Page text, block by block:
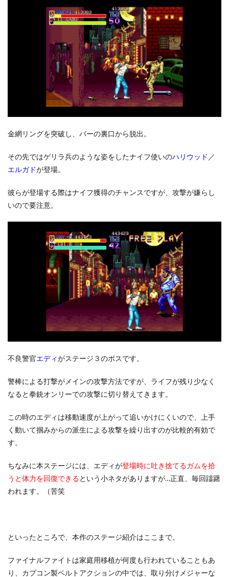
金網リングを突破し、バーの裏口から脱出。
その先ではゲリラ兵のような姿をしたナイフ使いのハリウッド ／
エルガドが登場。
彼らが登場する際はナイフ獲得のチャンスですが、攻撃が嫌らし
いので要注意。
不良警官エディがステージ３のボスです。
警棒による打撃がメインの攻撃方法ですが、ライフが残り少なく
なると拳銃オンリーでの攻撃に切り替えてきます。
この時のエディは移動速度が上がって追いかけにくいので、上手
く動いて掴みからの派生による攻撃を繰り出すのが比較的有効で
す。
ちなみに本ステージには、エディが登場時に吐き捨てるガムを拾
うと体力を回復できるという小ネタがありますが…正直、毎回躊躇
われます。（苦笑
といったところで、本作のステージ紹介はここまで。
ファイナルファイトは家庭用移植が何度も行われていることもあ
り、カプコン製ベルトアクションの中では、取り分けメジャーな